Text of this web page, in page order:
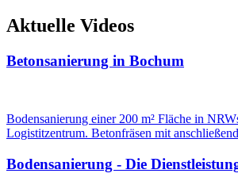
Aktuelle Videos
Betonsanierung in Bochum
Bodensanierung einer 200 m² Fläche in
Logistitzentrum. Betonfräsen mit
Bodensanierung - Die